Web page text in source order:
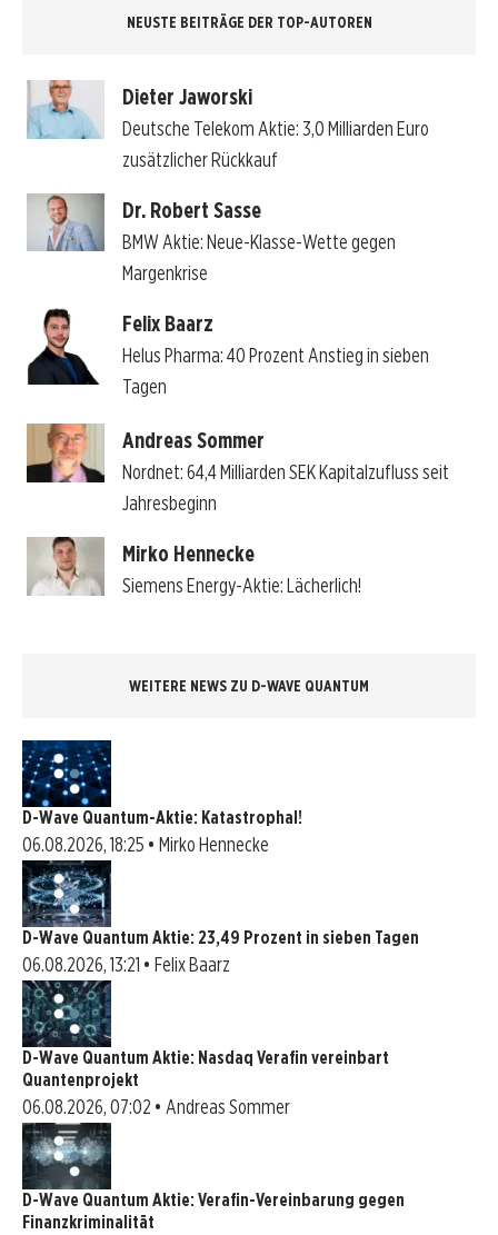
NEUSTE BEITRÄGE DER TOP-AUTOREN
Dieter Jaworski
Deutsche Telekom Aktie: 3,0 Milliarden Euro
zusätzlicher Rückkauf
Dr. Robert Sasse
BMW Aktie: Neue-Klasse-Wette gegen
Margenkrise
Felix Baarz
Helus Pharma: 40 Prozent Anstieg in sieben
Tagen
Andreas Sommer
Nordnet: 64,4 Milliarden SEK Kapitalzufluss seit
Jahresbeginn
Mirko Hennecke
Siemens Energy-Aktie: Lächerlich!
WEITERE NEWS ZU D-WAVE QUANTUM
D-Wave Quantum-Aktie: Katastrophal!
06.08.2026, 18:25 • Mirko Hennecke
D-Wave Quantum Aktie: 23,49 Prozent in sieben Tagen
06.08.2026, 13:21 • Felix Baarz
D-Wave Quantum Aktie: Nasdaq Verafin vereinbart
Quantenprojekt
06.08.2026, 07:02 • Andreas Sommer
D-Wave Quantum Aktie: Verafin-Vereinbarung gegen
Finanzkriminalität